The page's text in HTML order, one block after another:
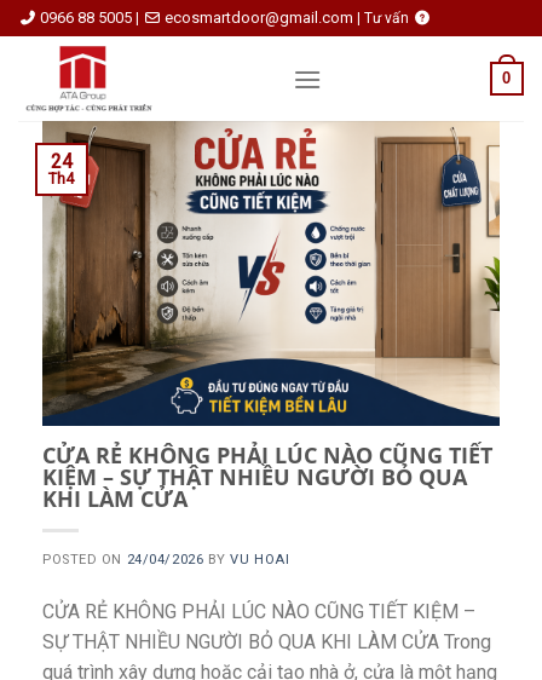
Skip
to
0966 88 5005 | ecosmartdoor@gmail.com | Tư vấn
0
CỬA RẺ KHÔNG PHẢI LÚC NÀO CŨNG TIẾT
KIỆM – SỰ THẬT NHIỀU NGƯỜI BỎ QUA
KHI LÀM CỬA
POSTED ON 24/04/2026 BYVU HOAI
24
Th4
CỬA RẺ KHÔNG PHẢI LÚC NÀO CŨNG TIẾT KIỆM –
SỰ THẬT NHIỀU NGƯỜI BỎ QUA KHI LÀM CỬA Trong
quá trình xây dựng hoặc cải tạo nhà ở, cửa là một hạng